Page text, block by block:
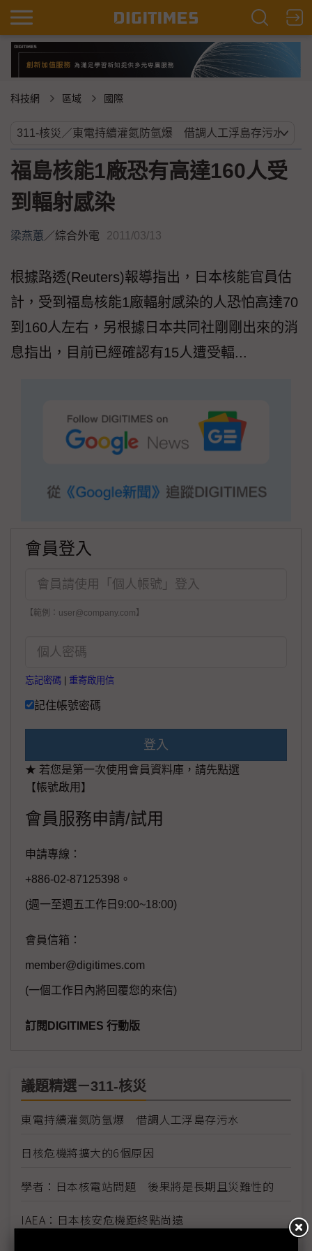
科技網 區域 國際
福島核能1廠恐有高達160人受
到輻射感染
梁燕蕙／綜合外電 2011/03/13
根據路透(Reuters)報導指出，日本核能官員估
計，受到福島核能1廠輻射感染的人恐怕高達70
到160人左右，另根據日本共同社剛剛出來的消
息指出，目前已經確認有15人遭受輻...
會員登入
【範例：user@company.com】
忘記密碼 重寄啟用信
記住帳號密碼
登入
★ 若您是第一次使用會員資料庫，請先點選
【帳號啟用】
會員服務申請/試用
申請專線：
+886-02-87125398。
(週一至週五工作日9:00~18:00)
會員信箱：
member@digitimes.com
(一個工作日內將回覆您的來信)
訂閱DIGITIMES 行動版
議題精選－311-核災
東電持續灌氮防氫爆 借調人工浮島存污水
日核危機將擴大的6個原因
學者：日本核電站問題 後果將是長期且災難性的
IAEA：日本核安危機距終點尚遠